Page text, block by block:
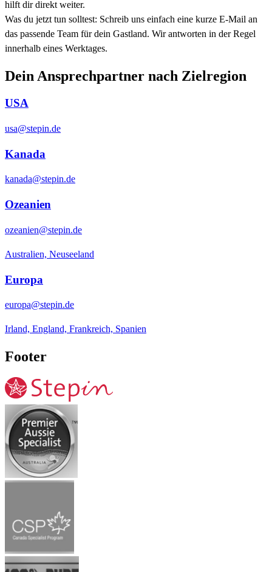
hilft dir direkt weiter.
Was du jetzt tun solltest: Schreib uns einfach eine kurze E‑Mail an
das passende Team für dein Gastland. Wir antworten in der Regel
innerhalb eines Werktages.
Dein Ansprechpartner nach Zielregion
USA
usa@stepin.de
Kanada
kanada@stepin.de
Ozeanien
ozeanien@stepin.de
Australien, Neuseeland
Europa
europa@stepin.de
Irland, England, Frankreich, Spanien
Footer